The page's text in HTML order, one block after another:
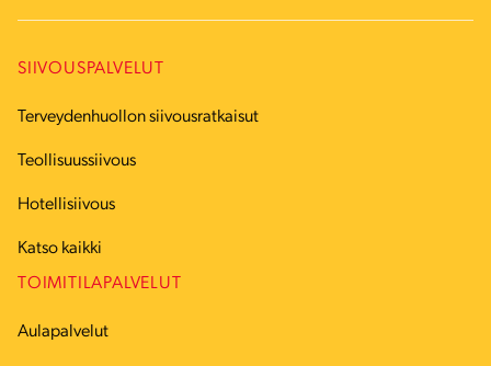
SIIVOUSPALVELUT
Terveydenhuollon siivousratkaisut
Teollisuussiivous
Hotellisiivous
Katso kaikki
TOIMITILAPALVELUT
Aulapalvelut